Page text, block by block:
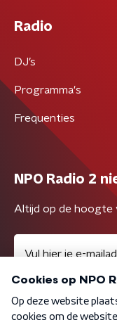
Radio
DJ’s
Programma's
Frequenties
NPO Radio 2
Altijd op de hoogte